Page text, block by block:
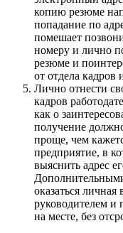
копию резюме
попадание по
помешает
номеру и лично
резюме и
от отдела кадров
Лично отнести
кадров
как о
получение
проще, чем
предприятие, в
выяснить адрес
оказаться
руководителем и
на месте, без